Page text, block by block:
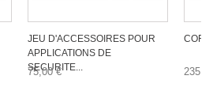
JEU D'ACCESSOIRES POUR
APPLICATIONS DE
SECURITE...
75,00 €